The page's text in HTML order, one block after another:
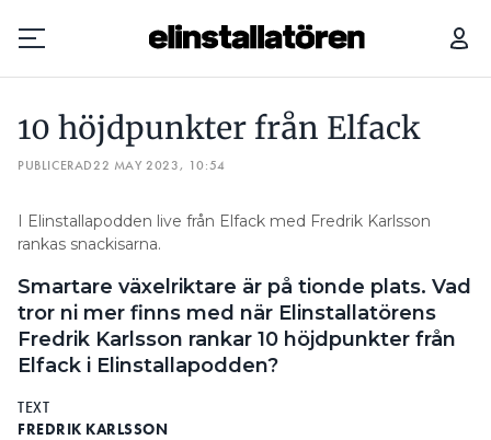
Prenumerera
Hantera prenumeration
Lediga jobb
Annonsera
Läs E-tidningen
Om tidningen
10 höjdpunkter från Elfack
PUBLICERAD22 MAY 2023, 10:54
I Elinstallapodden live från Elfack med Fredrik Karlsson
rankas snackisarna.
Smartare växelriktare är på tionde plats. Vad
tror ni mer finns med när Elinstallatörens
Fredrik Karlsson rankar 10 höjdpunkter från
Elfack i Elinstallapodden?
TEXT
FREDRIK KARLSSON
10 HÖJDPUNKTER FRÅN ELFACK HAR DU KOLL PÅ